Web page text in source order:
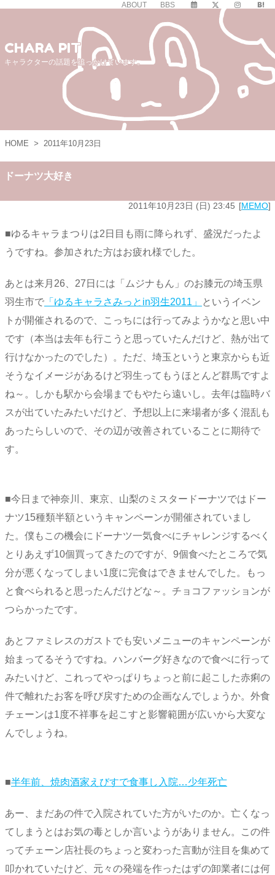
ABOUT BBS
CHARA PIT
キャラクターの話題を追っかけています。
HOME > 2011年10月23日
ドーナツ大好き
2011年10月23日 (日) 23:45 MEMO
■ゆるキャラまつりは2日目も雨に降られず、盛況だったよ
うですね。参加された方はお疲れ様でした。
あとは来月26、27日には「ムジナもん」のお膝元の埼玉県
羽生市で 「ゆるキャラさみっとin羽生2011」
というイベン
トが開催されるので、こっちには行ってみようかなと思い中
です（本当は去年も行こうと思っていたんだけど、熱が出て
行けなかったのでした）。ただ、埼玉というと東京からも近
そうなイメージがあるけど羽生ってもうほとんど群馬ですよ
ね～。しかも駅から会場までもやたら遠いし。去年は臨時バ
スが出ていたみたいだけど、予想以上に来場者が多く混乱も
あったらしいので、その辺が改善されていることに期待で
す。
■今日まで神奈川、東京、山梨のミスタードーナツではドー
ナツ15種類半額というキャンペーンが開催されていまし
た。僕もこの機会にドーナツ一気食べにチャレンジするべく
とりあえず10個買ってきたのですが、9個食べたところで気
分が悪くなってしまい1度に完食はできませんでした。もっ
と食べられると思ったんだけどな～。チョコファッションが
つらかったです。
あとファミレスのガストでも安いメニューのキャンペーンが
始まってるそうですね。ハンバーグ好きなので食べに行って
みたいけど、これってやっぱりちょっと前に起こした赤痢の
件で離れたお客を呼び戻すための企画なんでしょうか。外食
チェーンは1度不祥事を起こすと影響範囲が広いから大変な
んでしょうね。
■半年前、焼肉酒家えびすで食事し入院…少年死亡
あー、まだあの件で入院されていた方がいたのか。亡くなっ
てしまうとはお気の毒としか言いようがありません。この件
ってチェーン店社長のちょっと変わった言動が注目を集めて
叩かれていたけど、元々の発端を作ったはずの卸業者には何